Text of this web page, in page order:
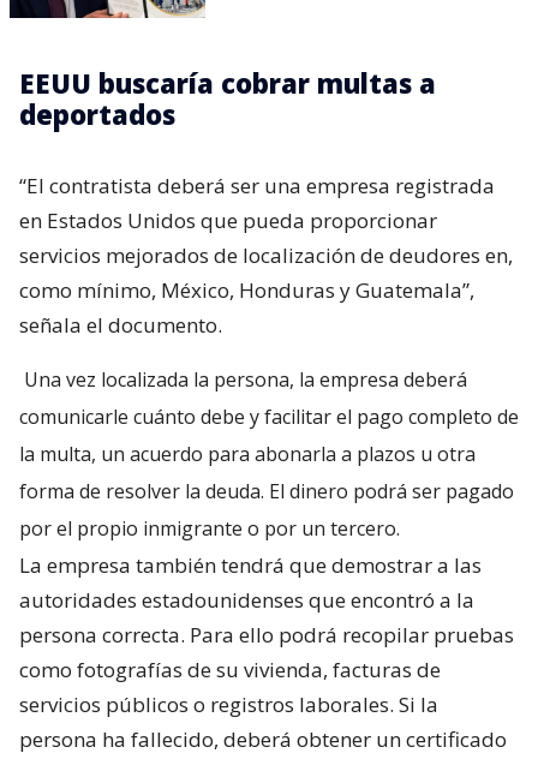
EEUU buscaría cobrar multas a
deportados
“El contratista deberá ser una empresa registrada
en Estados Unidos que pueda proporcionar
servicios mejorados de localización de deudores en,
como mínimo, México, Honduras y Guatemala”,
señala el documento.
Una vez localizada la persona, la empresa deberá
comunicarle cuánto debe y facilitar el pago completo de
la multa, un acuerdo para abonarla a plazos u otra
forma de resolver la deuda. El dinero podrá ser pagado
por el propio inmigrante o por un tercero.
La empresa también tendrá que demostrar a las
autoridades estadounidenses que encontró a la
persona correcta. Para ello podrá recopilar pruebas
como fotografías de su vivienda, facturas de
servicios públicos o registros laborales. Si la
persona ha fallecido, deberá obtener un certificado